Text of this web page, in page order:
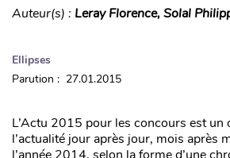
Auteur(s) : Leray Florence, Solal
Ellipses
Parution : 27.01.2015
L’Actu 2015 pour les concours est un
l’actualité jour après jour, mois après